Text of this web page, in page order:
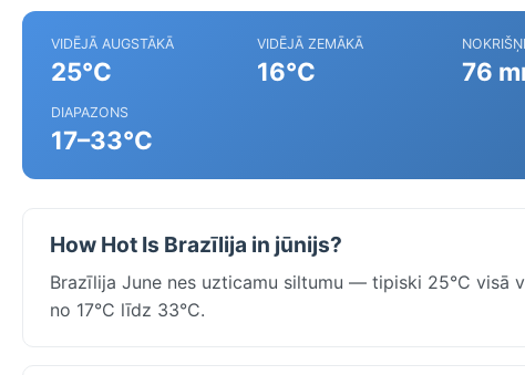
VIDĒJĀ AUGSTĀKĀ
25°C
VIDĒJĀ ZEMĀKĀ
16°C
NOKRIŠŅI
76
DIAPAZONS
17–33°C
How Hot Is Brazīlija in jūnijs?
Brazīlija June nes uzticamu siltumu — tipiski 25°C visā
no 17°C līdz 33°C.